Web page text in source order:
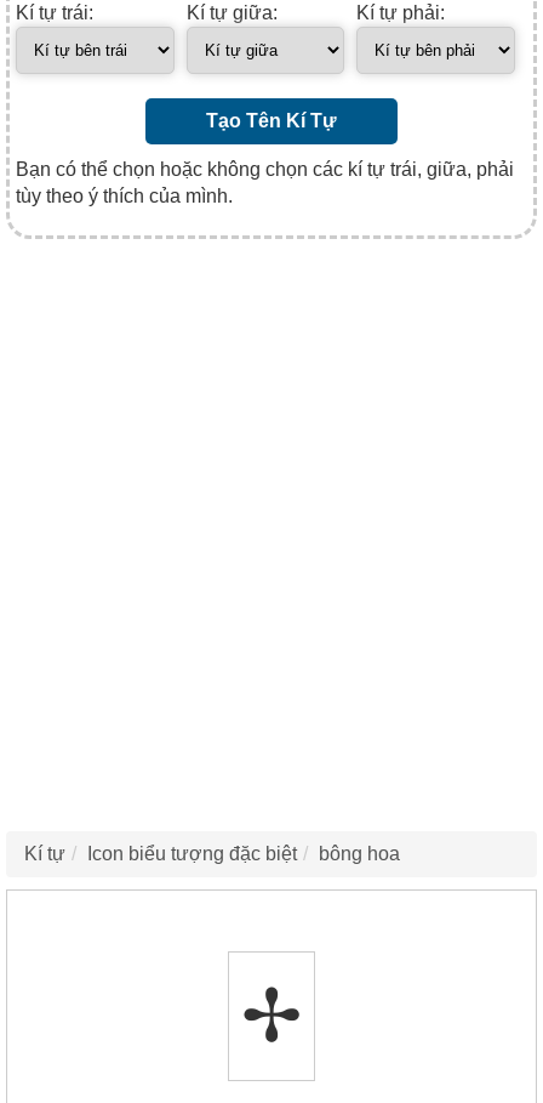
Kí tự trái: Kí tự giữa: Kí tự phải:
Tạo Tên Kí Tự
Bạn có thể chọn hoặc không chọn các kí tự trái, giữa, phải
tùy theo ý thích của mình.
Kí tự Icon biểu tượng đặc biệt bông hoa
✢